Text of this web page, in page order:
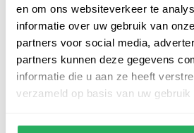
en om ons websiteverkeer te
informatie over uw gebruik van
partners voor social media,
partners kunnen deze gegevens
informatie die u aan ze heeft
verzameld op basis van uw
De afwerking van onze vlaggen is van
voorzien van een sterke kopband en
bijdraagt aan hun duurzaamheid en
vlag vanLosdorpaan in verschillende
40x60 cm, 70x100 cm, 100x150 cm,